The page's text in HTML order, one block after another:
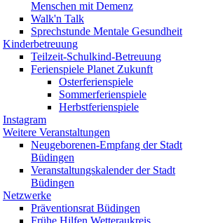
Menschen mit Demenz
Walk'n Talk
Sprechstunde Mentale Gesundheit
Kinderbetreuung
Teilzeit-Schulkind-Betreuung
Ferienspiele Planet Zukunft
Osterferienspiele
Sommerferienspiele
Herbstferienspiele
Instagram
Weitere Veranstaltungen
Neugeborenen-Empfang der Stadt
Büdingen
Veranstaltungskalender der Stadt
Büdingen
Netzwerke
Präventionsrat Büdingen
Frühe Hilfen Wetteraukreis